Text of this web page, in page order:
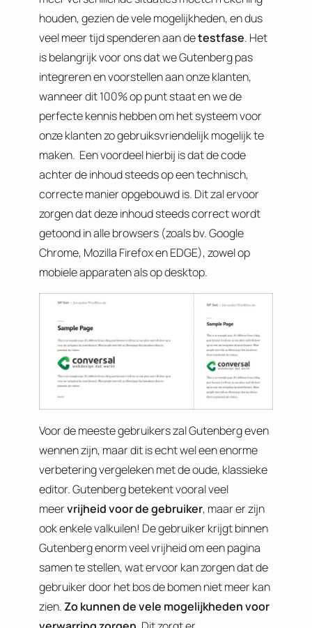
houden, gezien de vele mogelijkheden, en dus
veel meer tijd spenderen aan detestfase. Het
is belangrijk voor ons dat we Gutenberg pas
integreren en voorstellen aan onze klanten,
wanneer dit 100% op punt staat en we de
perfecte kennis hebben om het systeem voor
onze klanten zo gebruiksvriendelijk mogelijk te
maken. Een voordeel hierbij is dat de code
achter de inhoud steeds op een technisch,
correcte manier opgebouwd is. Dit zal ervoor
zorgen dat deze inhoud steeds correct wordt
getoond in alle browsers (zoals bv. Google
Chrome, Mozilla Firefox en EDGE), zowel op
mobiele apparaten als op desktop.
Voor de meeste gebruikers zal Gutenberg even
wennen zijn, maar dit is echt wel een enorme
verbetering vergeleken met de oude, klassieke
editor. Gutenberg betekent vooral veel
meervrijheid voor de gebruiker, maar er zijn
ook enkele valkuilen! De gebruiker krijgt binnen
Gutenberg enorm veel vrijheid om een pagina
samen te stellen, wat ervoor kan zorgen dat de
gebruiker door het bos de bomen niet meer kan
zien. Zo kunnen de vele mogelijkheden voor